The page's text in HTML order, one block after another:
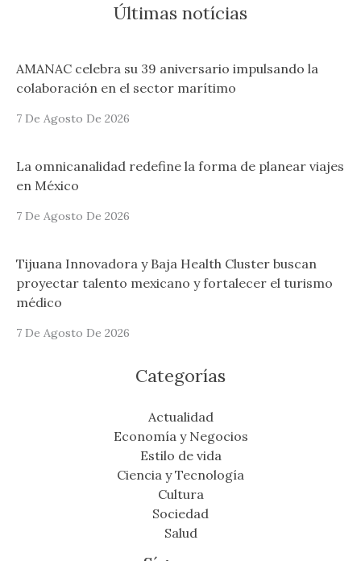
Últimas notícias
AMANAC celebra su 39 aniversario impulsando la
colaboración en el sector marítimo
7 De Agosto De 2026
La omnicanalidad redefine la forma de planear viajes
en México
7 De Agosto De 2026
Tijuana Innovadora y Baja Health Cluster buscan
proyectar talento mexicano y fortalecer el turismo
médico
7 De Agosto De 2026
Categorías
Actualidad
Economía y Negocios
Estilo de vida
Ciencia y Tecnología
Cultura
Sociedad
Salud